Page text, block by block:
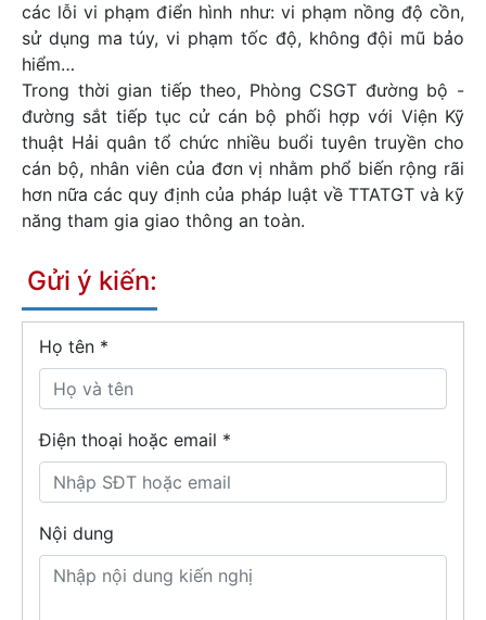
các lỗi vi phạm điển hình như: vi phạm nồng độ cồn,
sử dụng ma túy, vi phạm tốc độ, không đội mũ bảo
hiểm…
Trong thời gian tiếp theo, Phòng CSGT đường bộ -
đường sắt tiếp tục cử cán bộ phối hợp với Viện Kỹ
thuật Hải quân tổ chức nhiều buổi tuyên truyền cho
cán bộ, nhân viên của đơn vị nhằm phổ biến rộng rãi
hơn nữa các quy định của pháp luật về TTATGT và kỹ
năng tham gia giao thông an toàn.
Gửi ý kiến:
Họ tên *
Điện thoại hoặc email *
Nội dung